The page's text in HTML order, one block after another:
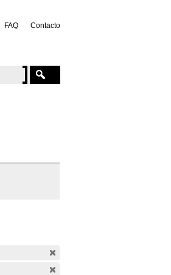
FAQ Contacto